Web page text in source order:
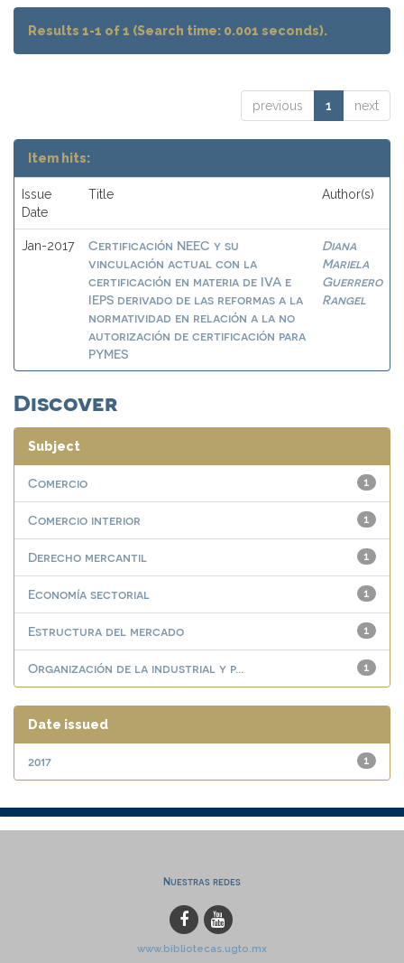
Results 1-1 of 1 (Search time: 0.001 seconds).
previous 1 next
Item hits:
Issue
Date
Title Author(s)
Jan-2017
Certificación NEEC y su
vinculación actual con la
certificación en materia de IVA e
IEPS derivado de las reformas a la
normatividad en relación a la no
autorización de certificación para
PYMES
Diana
Mariela
Guerrero
Rangel
Discover
Subject
1
Comercio
1
Comercio interior
1
Derecho mercantil
1
Economía sectorial
1
Estructura del mercado
1
Organización de la industrial y p...
Date issued
1
2017
Nuestras redes
www.bibliotecas.ugto.mx